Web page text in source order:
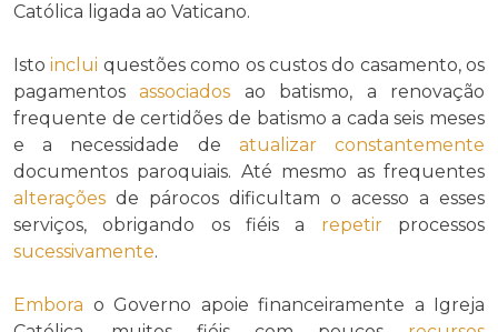
Católica ligada ao Vaticano.
Istoinclui questões como os custos do casamento, os
pagamentosassociados ao batismo, a renovação
frequente de certidões de batismo a cada seis meses
e a necessidade de atualizar
constantemente
documentos paroquiais. Até mesmo as frequentes
alterações de párocos dificultam o acesso a esses
serviços, obrigando os fiéis a repetirprocessos
sucessivamente.
Embora o Governo apoie financeiramente a Igreja